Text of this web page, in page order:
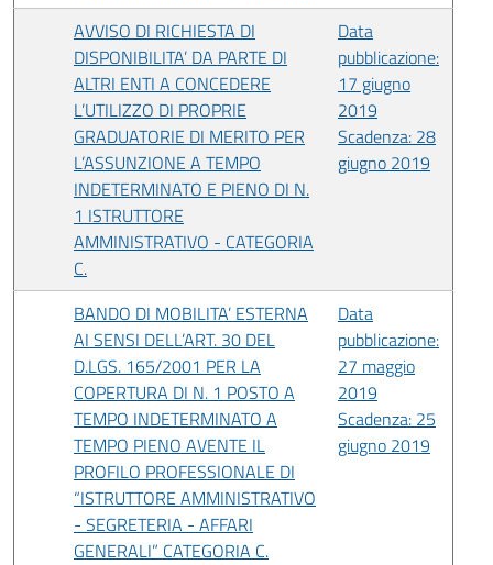
AVVISO DI RICHIESTA DI
DISPONIBILITA’ DA PARTE DI
ALTRI ENTI A CONCEDERE
L’UTILIZZO DI PROPRIE
GRADUATORIE DI MERITO PER
L’ASSUNZIONE A TEMPO
INDETERMINATO E PIENO DI N.
1 ISTRUTTORE
AMMINISTRATIVO - CATEGORIA
C.
Data
pubblicazione:
17 giugno
2019
Scadenza: 28
giugno 2019
BANDO DI MOBILITA’ ESTERNA
AI SENSI DELL’ART. 30 DEL
D.LGS. 165/2001 PER LA
COPERTURA DI N. 1 POSTO A
TEMPO INDETERMINATO A
TEMPO PIENO AVENTE IL
PROFILO PROFESSIONALE DI
“ISTRUTTORE AMMINISTRATIVO
- SEGRETERIA - AFFARI
GENERALI” CATEGORIA C.
Data
pubblicazione:
27 maggio
2019
Scadenza: 25
giugno 2019